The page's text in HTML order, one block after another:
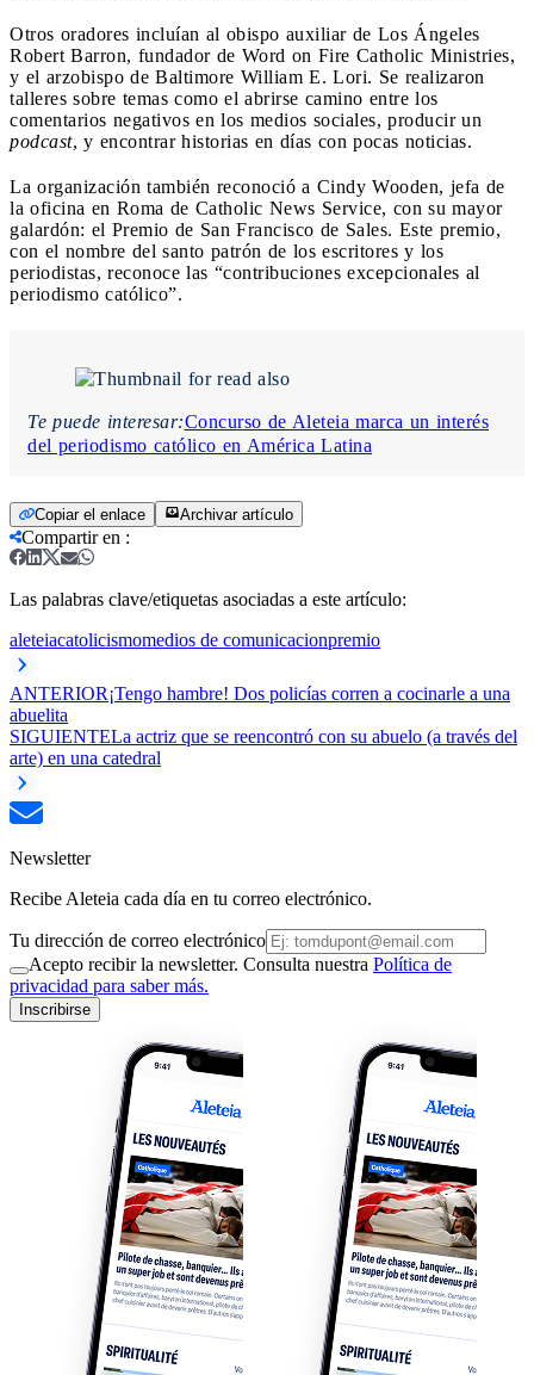
Otros oradores incluían al obispo auxiliar de Los Ángeles
Robert Barron, fundador de Word on Fire Catholic Ministries,
y el arzobispo de Baltimore William E. Lori. Se realizaron
talleres sobre temas como el abrirse camino entre los
comentarios negativos en los medios sociales, producir un
podcast, y encontrar historias en días con pocas noticias.
La organización también reconoció a Cindy Wooden, jefa de
la oficina en Roma de Catholic News Service, con su mayor
galardón: el Premio de San Francisco de Sales. Este premio,
con el nombre del santo patrón de los escritores y los
periodistas, reconoce las “contribuciones excepcionales al
periodismo católico”.
Te puede interesar:​Concurso de Aleteia marca un interés
del periodismo católico en América Latina
Copiar el enlace Archivar artículo
Compartir en :
Las palabras clave/etiquetas asociadas a este artículo:
aleteiacatolicismomedios de comunicacionpremio
ANTERIOR¡Tengo hambre! Dos policías corren a cocinarle a una
abuelita
SIGUIENTELa actriz que se reencontró con su abuelo (a través del
arte) en una catedral
Newsletter
Recibe Aleteia cada día en tu correo electrónico.
Tu dirección de correo electrónico
Acepto recibir la newsletter. Consulta nuestra Política de
privacidad para saber más.
Inscribirse